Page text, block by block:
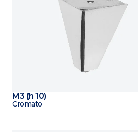
M3 (h 10)
Cromato